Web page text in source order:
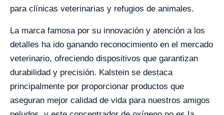
para clínicas veterinarias y refugios de animales.
La marca famosa por su innovación y atención a los
detalles ha ido ganando reconocimiento en el mercado
veterinario, ofreciendo dispositivos que garantizan
durabilidad y precisión. Kalstein se destaca
principalmente por proporcionar productos que
aseguran mejor calidad de vida para nuestros amigos